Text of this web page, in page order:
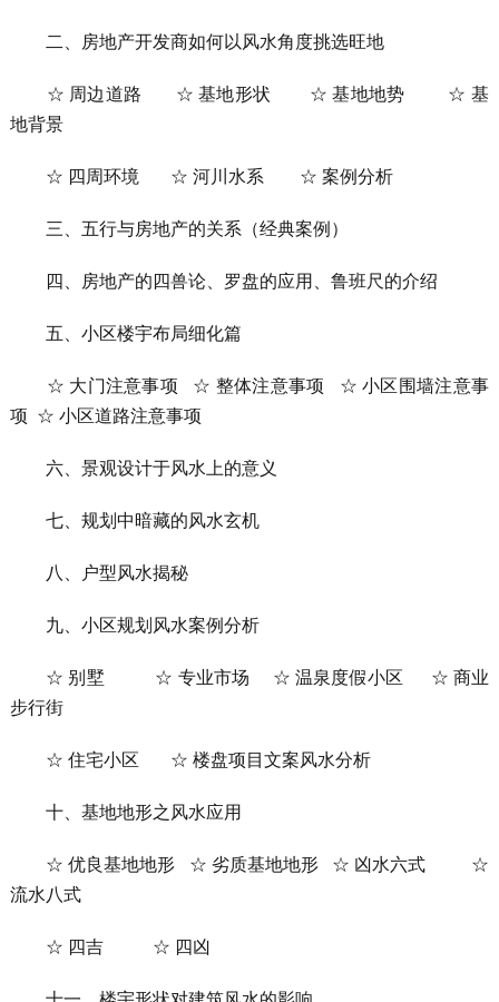
二、房地产开发商如何以风水角度挑选旺地
☆ 周边道路 ☆ 基地形状 ☆ 基地地势 ☆ 基
地背景
☆ 四周环境 ☆ 河川水系 ☆ 案例分析
三、五行与房地产的关系（经典案例）
四、房地产的四兽论、罗盘的应用、鲁班尺的介绍
五、小区楼宇布局细化篇
☆ 大门注意事项 ☆ 整体注意事项 ☆ 小区围墙注意事
项 ☆ 小区道路注意事项
六、景观设计于风水上的意义
七、规划中暗藏的风水玄机
八、户型风水揭秘
九、小区规划风水案例分析
☆ 别墅 ☆ 专业市场 ☆ 温泉度假小区 ☆ 商业
步行街
☆ 住宅小区 ☆ 楼盘项目文案风水分析
十、基地地形之风水应用
☆ 优良基地地形 ☆ 劣质基地地形 ☆ 凶水六式 ☆
流水八式
☆ 四吉 ☆ 四凶